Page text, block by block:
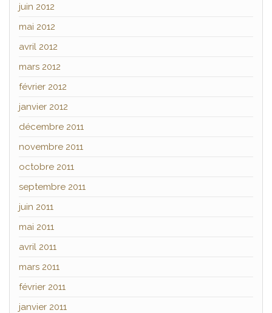
juin 2012
mai 2012
avril 2012
mars 2012
février 2012
janvier 2012
décembre 2011
novembre 2011
octobre 2011
septembre 2011
juin 2011
mai 2011
avril 2011
mars 2011
février 2011
janvier 2011